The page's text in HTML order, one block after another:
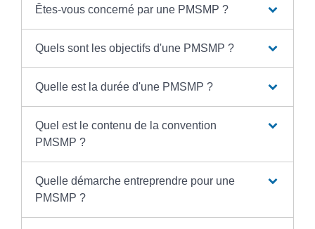
Êtes-vous concerné par une PMSMP ?
Quels sont les objectifs d'une PMSMP ?
Quelle est la durée d'une PMSMP ?
Quel est le contenu de la convention
PMSMP ?
Quelle démarche entreprendre pour une
PMSMP ?